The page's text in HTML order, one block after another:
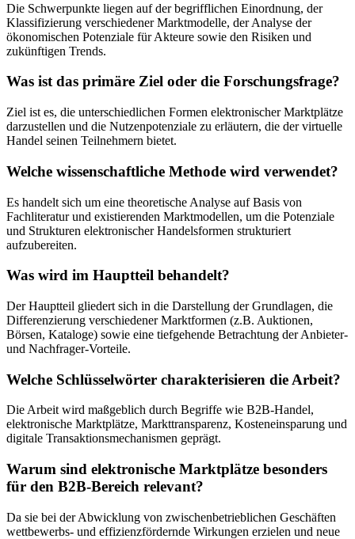
Die Schwerpunkte liegen auf der begrifflichen Einordnung, der
Klassifizierung verschiedener Marktmodelle, der Analyse der
ökonomischen Potenziale für Akteure sowie den Risiken und
zukünftigen Trends.
Was ist das primäre Ziel oder die Forschungsfrage?
Ziel ist es, die unterschiedlichen Formen elektronischer Marktplätze
darzustellen und die Nutzenpotenziale zu erläutern, die der virtuelle
Handel seinen Teilnehmern bietet.
Welche wissenschaftliche Methode wird verwendet?
Es handelt sich um eine theoretische Analyse auf Basis von
Fachliteratur und existierenden Marktmodellen, um die Potenziale
und Strukturen elektronischer Handelsformen strukturiert
aufzubereiten.
Was wird im Hauptteil behandelt?
Der Hauptteil gliedert sich in die Darstellung der Grundlagen, die
Differenzierung verschiedener Marktformen (z.B. Auktionen,
Börsen, Kataloge) sowie eine tiefgehende Betrachtung der Anbieter-
und Nachfrager-Vorteile.
Welche Schlüsselwörter charakterisieren die Arbeit?
Die Arbeit wird maßgeblich durch Begriffe wie B2B-Handel,
elektronische Marktplätze, Markttransparenz, Kosteneinsparung und
digitale Transaktionsmechanismen geprägt.
Warum sind elektronische Marktplätze besonders
für den B2B-Bereich relevant?
Da sie bei der Abwicklung von zwischenbetrieblichen Geschäften
wettbewerbs- und effizienzfördernde Wirkungen erzielen und neue